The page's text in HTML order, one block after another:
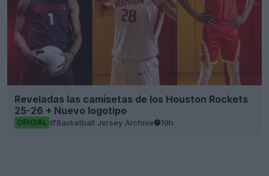
Reveladas las camisetas de los Houston Rockets
25-26 + Nuevo logotipo
OFICIAL Basketball Jersey Archive 19h